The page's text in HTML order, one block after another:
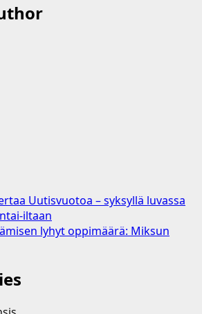
Uutisvuotoa – syksyllä luvassa
iltaan
lyhyt oppimäärä: Miksun